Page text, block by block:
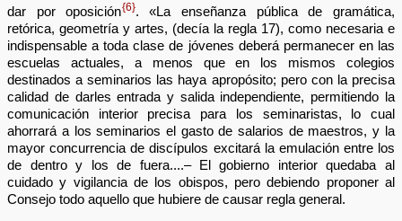
dar por oposición{6}. «La enseñanza pública de gramática,
retórica, geometría y artes, (decía la regla 17), como necesaria e
indispensable a toda clase de jóvenes deberá permanecer en las
escuelas actuales, a menos que en los mismos colegios
destinados a seminarios las haya apropósito; pero con la precisa
calidad de darles entrada y salida independiente, permitiendo la
comunicación interior precisa para los seminaristas, lo cual
ahorrará a los seminarios el gasto de salarios de maestros, y la
mayor concurrencia de discípulos excitará la emulación entre los
de dentro y los de fuera....– El gobierno interior quedaba al
cuidado y vigilancia de los obispos, pero debiendo proponer al
Consejo todo aquello que hubiere de causar regla general.